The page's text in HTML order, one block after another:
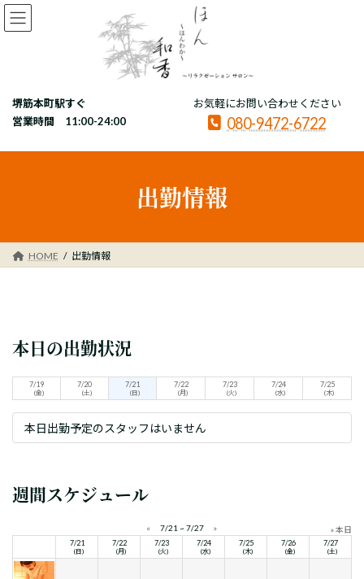
コ
ン
プ
ナ
ビ
動
堺筋本町駅すぐ
営業時間 11:00-24:00
お気軽にお問い合わせください
080-9472-6722
出勤情報
HOME 出勤情報
本日の出勤状況
7/19
(金)
7/20
(土)
7/21
(日)
7/22
(月)
7/23
(火)
7/24
(水)
7/25
(木)
本日出勤予定のスタッフはいません
週間スケジュール
« 7/21 ~ 7/27 » » 本日
7/21
(日)
7/22
(月)
7/23
(火)
7/24
(水)
7/25
(木)
7/26
(金)
7/27
(土)